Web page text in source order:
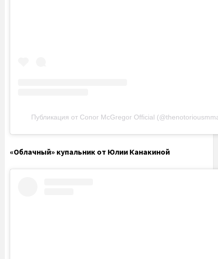
Публикация от Conor McGregor Official
«Облачный» купальник от Юлии Канакиной